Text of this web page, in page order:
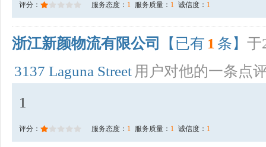
评分： 服务态度： 1 服务质量： 1 诚信度： 1
浙江新颜物流有限公司 【已有 1 条】 于
3137 Laguna Street 用户对他的一条点
1
评分： 服务态度： 1 服务质量： 1 诚信度： 1